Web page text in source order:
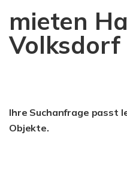
mieten
Volksdorf
Ihre Suchanfrage passt
Objekte.